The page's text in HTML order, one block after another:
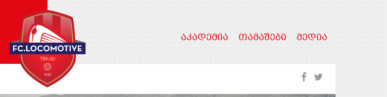
ᲐᲙᲐᲓᲔᲛᲘᲐ ᲗᲐᲛᲐᲨᲔᲑᲘ ᲛᲔᲓᲘᲐ